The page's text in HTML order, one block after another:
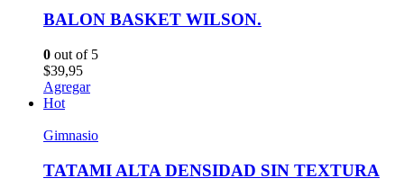
BALON BASKET WILSON.
0 out of 5
$39,95
Agregar
Hot
Gimnasio
TATAMI ALTA DENSIDAD SIN TEXTURA